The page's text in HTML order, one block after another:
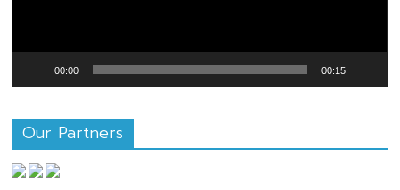
00:00 00:15
Our Partners